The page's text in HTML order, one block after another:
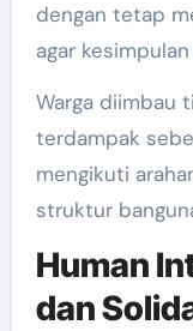
dengan tetap
agar
Warga diimbau
terdampak
mengikuti
struktur
Human
dan